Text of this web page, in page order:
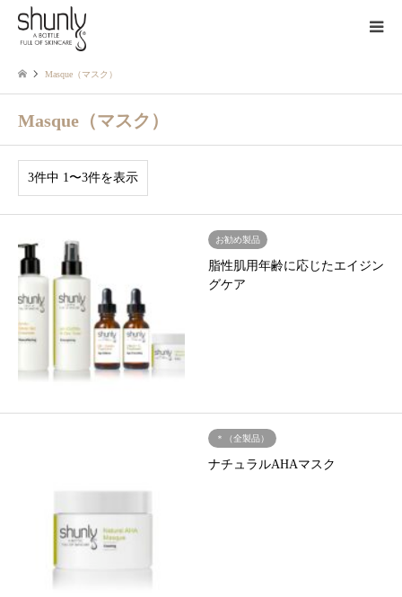
Masque（マスク）
Masque（マスク）
3件中 1〜3件を表示
お勧め製品
脂性肌用年齢に応じたエイジン
グケア
＊（全製品）
ナチュラルAHAマスク